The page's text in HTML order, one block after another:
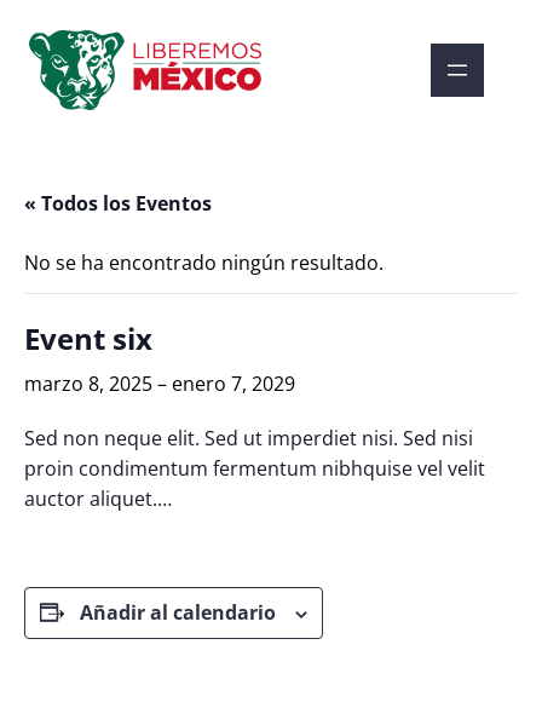
« Todos los Eventos
No se ha encontrado ningún resultado.
Event six
marzo 8, 2025– enero 7, 2029
Sed non neque elit. Sed ut imperdiet nisi. Sed nisi
proin condimentum fermentum nibhquise vel velit
auctor aliquet.…
Añadir al calendario